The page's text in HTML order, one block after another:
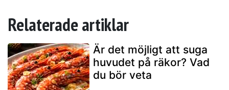
Relaterade artiklar
Är det möjligt att suga
huvudet på räkor? Vad
du bör veta